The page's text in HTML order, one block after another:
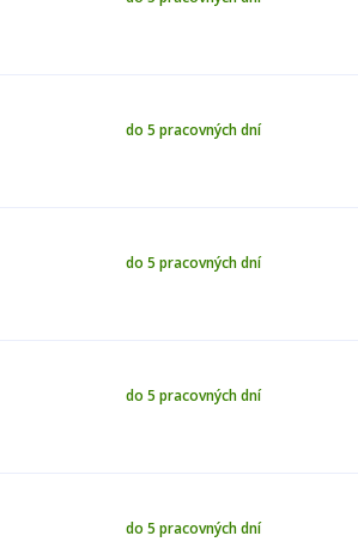
do 5 pracovných dní
do 5 pracovných dní
do 5 pracovných dní
do 5 pracovných dní